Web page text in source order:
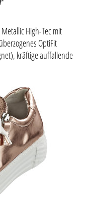
High-Tec mit
OptiFit
kräftige auffallende